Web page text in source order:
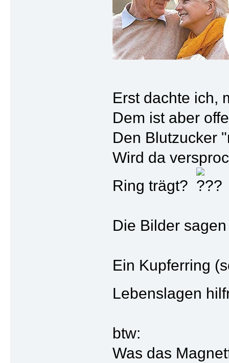
Erst dachte ich,
Dem ist aber
Den Blutzucker
Wird da
Ring trägt?
Die Bilder
Ein Kupferring
Lebenslagen
btw:
Was das